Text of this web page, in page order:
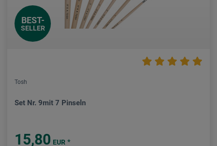
BEST-
SELLER
Tosh
Set Nr. 9mit 7 Pinseln
15,80 EUR *